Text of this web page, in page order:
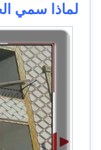
لماذا سمي